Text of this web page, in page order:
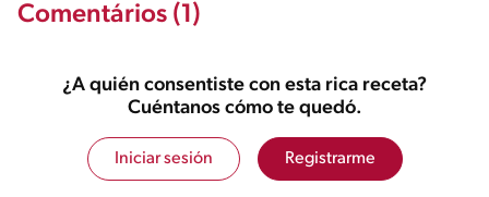
Comentários (1)
¿A quién consentiste con esta rica receta?
Cuéntanos cómo te quedó.
Iniciar sesión Registrarme